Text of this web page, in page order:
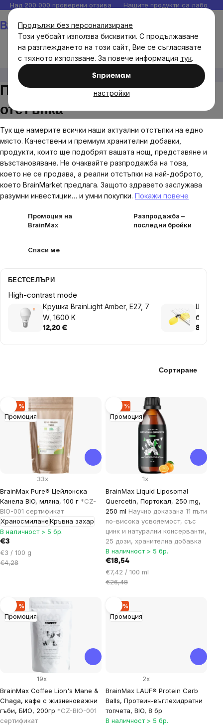
Продължи без персонализиране
Този уебсайт използва бисквитки. С продължаване
на разглеждането на този сайт, Вие се съгласявате
с тяхното използване. За повече информация тук.
Sпpиeмaм
настройки
Прескочи
към
съдържанието
Над 200 000 проверени отзива Нашите продукти са
Пазарувайте разумно с
отстъпка
Тук ще намерите всички наши актуални отстъпки на едно
място. Качествени и премиум хранителни добавки,
продукти, които ще подобрят вашата нощ, представяне и
възстановяване. Не очаквайте разпродажба на това,
което не се продава, а реални отстъпки на най-доброто,
което BrainMarket предлага. Защото здравето заслужава
разумни инвестиции… и умни покупки. Покажи повече
Промоция на
BrainMax
Разпродажба –
последни бройки
Спаси ме
БЕСТСЕЛЪРИ
High-contrast mode
Крушка BrainLight Amber, E27, 7
W, 1600 K
12,20 €
Щипки
8,12 €
Сортиране
List
of
products
Промоция
–29 %
BrainMax Pure® Цейлонска
Канела BIO, мляна, 100 г *CZ-
BIO-001 сертификат
ХраносмиланеКръвна захар
33x
В наличност > 5 бр.
€3
Цена
за
€3 / 100 g
€4,28
Промоция
–29 %
BrainMax Liquid Liposomal
Quercetin, Портокал, 250 mg,
250 ml Научно доказана 11 пъти
по-висока усвояемост, със
цинк и натурални консерванти,
25 дози, хранителна добавка
1x
В наличност > 5 бр.
€18,54
Цена
за
€7,42 / 100 ml
€26,48
Промоция
–20 %
BrainMax Coffee Lion's Mane &
Chaga, кафе с жизненоважни
гъби, БИО, 200гр *CZ-BIO-001
сертификат
19x
Промоция
–19 %
BrainMax LAUF® Protein Carb
Balls, Протеин-въглехидратни
топчета, BIO, 8 бр
2x
В наличност > 5 бр.